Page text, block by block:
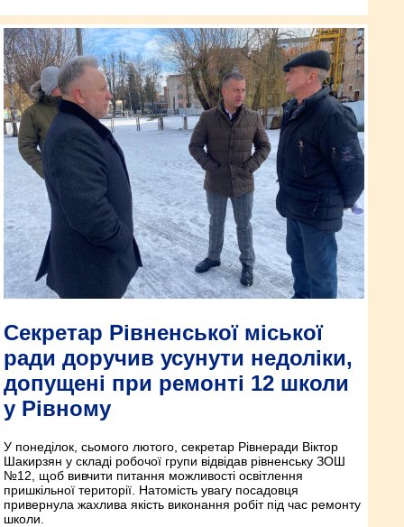
Секретар Рівненської міської
ради доручив усунути недоліки,
допущені при ремонті 12 школи
у Рівному
У понеділок, сьомого лютого, секретар Рівнеради Віктор
Шакирзян у складі робочої групи відвідав рівненську ЗОШ
№12, щоб вивчити питання можливості освітлення
пришкільної території. Натомість увагу посадовця
привернула жахлива якість виконання робіт під час ремонту
школи.